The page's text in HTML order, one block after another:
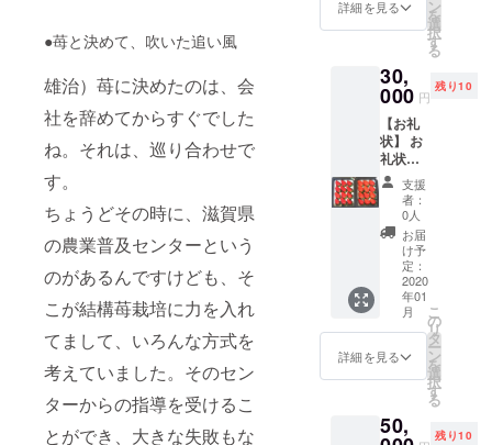
●苺と決めて、吹いた追い風
雄治）苺に決めたのは、会
社を辞めてからすぐでした
ね。それは、巡り合わせで
す。
ちょうどその時に、滋賀県
の農業普及センターという
のがあるんですけども、そ
こが結構苺栽培に力を入れ
てまして、いろんな方式を
考えていました。そのセン
ターからの指導を受けるこ
とができ、大きな失敗もな
リー
のトマ
トを
いただ
いてお
りま
す！ ま
た、き
たさか
の苺を
ふんだ
んに
使って
いただ
いてい
る大人
気苺タ
つけさ
1週間前
くださ
いま
せ。 期
間は、
2020年
3月～5
月とな
りま
す。 ※
ご予約
は下記
の「ス
トロベ
リー
フィー
ルドき
たさ
さい。
詳細を見る ン
を
選
択
す
る
30,
000 円
残り10
【お礼
状】 お
礼状を
お送り
しま
す。
【苺化
粧箱入
りト
レー2箱
を3回送
付】 滋
賀・彦
根の湧
き水で
をお届
けしま
支援
者：
0人
お届
け予
定：
2020
年01
月
詳細を見る
こ
の
リ
タ
ー
ン
を
選
択
す
る
50, 残り10